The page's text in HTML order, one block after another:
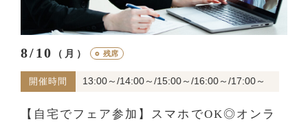
8/10 （月） ○ 残席
開催時間 13:00～/14:00～/15:00～/16:00～/17:00～
【自宅でフェア参加】スマホでOK◎オンラ